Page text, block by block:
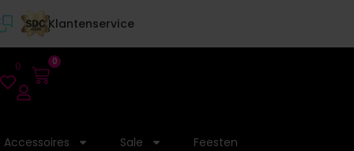
Klantenservice
0 0
Accessoires Sale Feesten